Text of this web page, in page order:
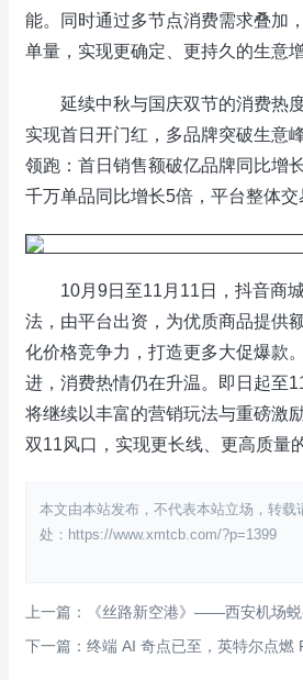
能。同时通过多节点消费需求叠加
单量，实现更确定、更持久的生意增
延续中秋与国庆双节的消费热度
实现首日开门红，多品牌突破生意
领跑：首日销售额破亿品牌同比增
千万单品同比增长5倍，平台整体交
10月9日至11月11日，抖音商城
法，由平台出资，为优质商品提供
化价格竞争力，打造更多大促爆款
进，消费热情仍在升温。即日起至
将继续以丰富的营销玩法与重磅激
双11风口，实现更长线、更高质量
本文由本站发布，不代表本站立场，转载
处：https://www.xmtcb.com/?p=1399
上一篇：《丝路新空港》——西安机场
下一篇：终端 AI 奇点已至，英特尔点燃